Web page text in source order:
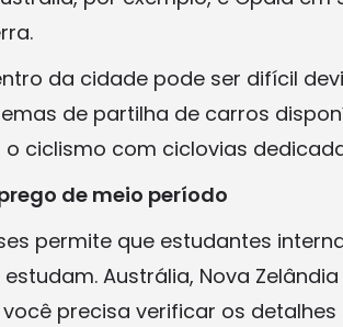
da cidade pode ser difícil
de partilha de carros
ciclismo com ciclovias
de meio período
permite que estudantes
Austrália, Nova
você precisa verificar os